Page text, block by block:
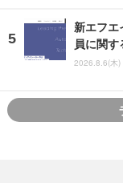
新エフエ
員に関
2026.8.6(木)